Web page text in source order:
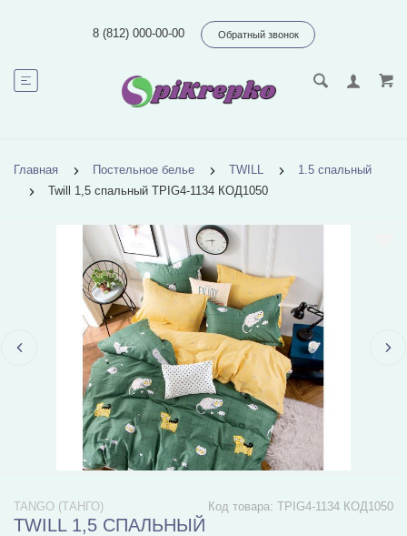
8 (812) 000-00-00 Обратный звонок
Главная Постельное белье TWILL
1.5 спальный
Twill 1,5 спальный TPIG4-1134 КОД1050
Код товара: TPIG4-1134 КОД1050
TANGO (ТАНГО)
TWILL 1,5 СПАЛЬНЫЙ